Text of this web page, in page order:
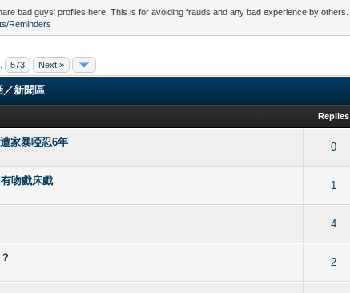
bad guys' profiles here. This is for avoiding frauds and any bad experience by others.
Reminders
573 Next »
新聞區
Replies
家暴啞忍6年 0
0 out of 5 in Average
12345
吻戲床戲 1
0 out of 5 in Average
1234
4
2
0 out of 5 in Average